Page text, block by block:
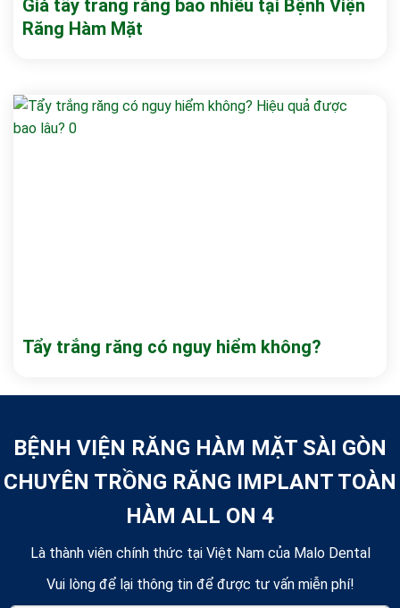
Giá tẩy trắng răng bao nhiêu tại Bệnh Viện
Răng Hàm Mặt
Tẩy trắng răng có nguy hiểm không?
BỆNH VIỆN RĂNG HÀM MẶT SÀI GÒN
CHUYÊN TRỒNG RĂNG IMPLANT TOÀN
HÀM ALL ON 4
Là thành viên chính thức tại Việt Nam của Malo Dental
Vui lòng để lại thông tin để được tư vấn miễn phí!